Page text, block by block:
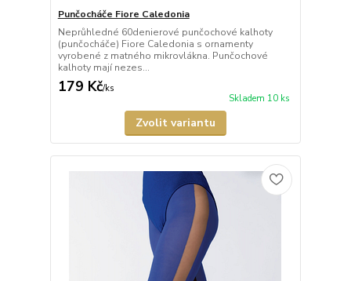
Punčocháče Fiore Caledonia
Neprůhledné 60denierové punčochové kalhoty
(punčocháče) Fiore Caledonia s ornamenty
vyrobené z matného mikrovlákna. Punčochové
kalhoty mají nezes...
179 Kč/ks
Skladem 10 ks
Zvolit variantu